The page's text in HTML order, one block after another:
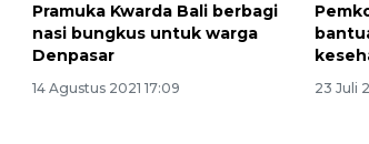
Pramuka Kwarda Bali berbagi
nasi bungkus untuk warga
Denpasar
14 Agustus 2021 17:09 23 Juli